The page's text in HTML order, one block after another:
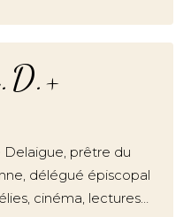
prêtre du
délégué épiscopal
cinéma, lectures…